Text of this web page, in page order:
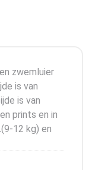
zwemluier
is van
is van
prints en in
12 kg) en